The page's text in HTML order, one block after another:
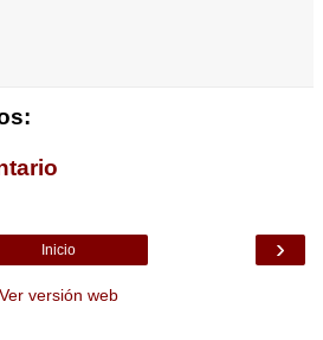
›
Inicio
Ver versión web